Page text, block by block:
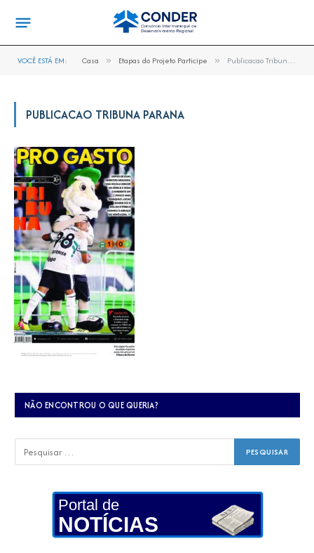
VOCÊ ESTÁ EM: Casa » Etapas do Projeto Participe » Publicacao Tribuna Parana
PUBLICACAO TRIBUNA PARANA
NÃO ENCONTROU O QUE QUERIA?
Portal de
NOTÍCIAS